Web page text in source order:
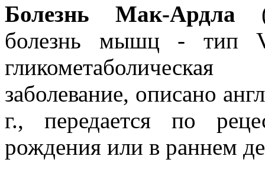
Болезнь Мак-Ардла
болезнь мышц - тип V,
заболевание, описано
г., передается по
рождения или в раннем